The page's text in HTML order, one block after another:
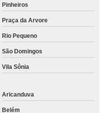
Pinheiros
Praça da Arvore
Rio Pequeno
São Domingos
Vila Sônia
Aricanduva
Belém